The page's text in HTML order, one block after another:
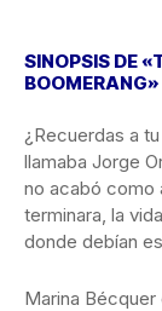
SINOPSIS DE
BOOMERANG»
¿Recuerdas a
llamaba Jorge
no acabó como
terminara, la
donde debían
Marina